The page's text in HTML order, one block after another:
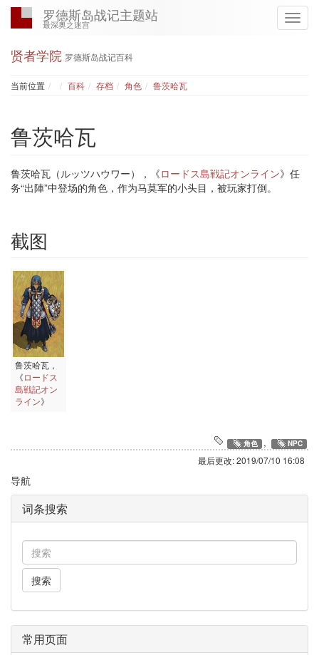
罗德斯岛战记主题站
最深奥之迷宫
贤者学院 罗德斯岛战记百科
当前位置 Home
百科 存档 角色 鲁茨哈瓦
鲁茨哈瓦
鲁茨哈瓦（ルッツハウワー），《ロードス島戦記オンライン》任
务“出陣”中登场的角色，作为马莫军的小头目，被玩家打倒。
截图
鲁茨哈瓦，
《ロードス
島戦記オン
ライン》
角色 , NPC
最后更改:2019/07/10 16:08
导航
词条搜索
搜索
常用页面